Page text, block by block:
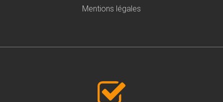
Mentions légales